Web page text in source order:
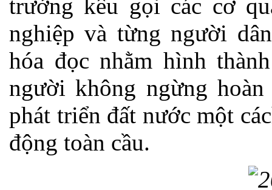
trưởng kêu gọi các cơ
nghiệp và từng người
hóa đọc nhằm hình
người không ngừng
phát triển đất nước một
động toàn cầu.